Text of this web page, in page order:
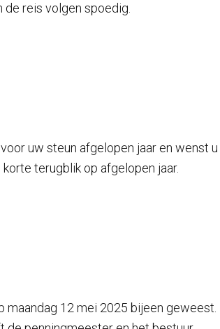
de reis volgen spoedig.
uw steun afgelopen jaar en wenst u
terugblik op afgelopen jaar.
12 mei 2025 bijeen geweest.